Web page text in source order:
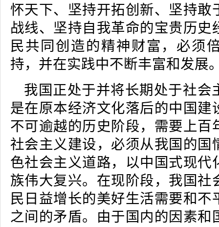
怀天下、坚持开拓创新、坚持敢
战线、坚持自我革命的宝贵历史
民共同创造的精神财富，必须
持，并在实践中不断丰富和发展
我国正处于并将长期处于社会
是在原本经济文化落后的中国建
不可逾越的历史阶段，需要上百
社会主义建设，必须从我国的国
色社会主义道路，以中国式现代
族伟大复兴。在现阶段，我国社
民日益增长的美好生活需要和不
之间的矛盾。由于国内的因素和